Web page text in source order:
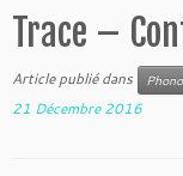
Trace –
Article publié dans
21 Décembre 2016